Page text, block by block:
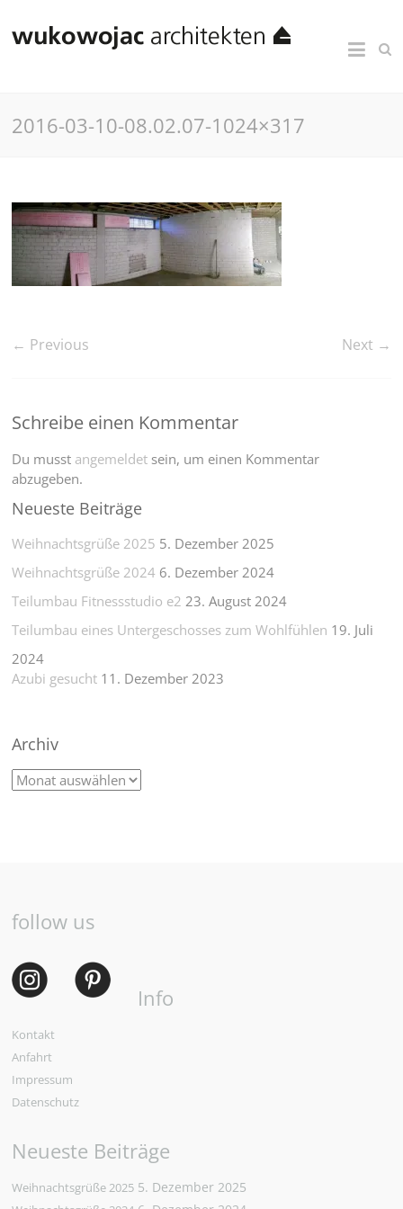
2016-03-10-08.02.07-1024×317
← Previous Next →
Schreibe einen Kommentar
Du musst angemeldet sein, um einen Kommentar
abzugeben.
Neueste Beiträge
Weihnachtsgrüße 2025 5. Dezember 2025
Weihnachtsgrüße 2024 6. Dezember 2024
Teilumbau Fitnessstudio e2 23. August 2024
Teilumbau eines Untergeschosses zum Wohlfühlen 19. Juli
2024
Azubi gesucht 11. Dezember 2023
Archiv
follow us
Info
Kontakt
Anfahrt
Impressum
Datenschutz
Neueste Beiträge
Weihnachtsgrüße 2025 5. Dezember 2025